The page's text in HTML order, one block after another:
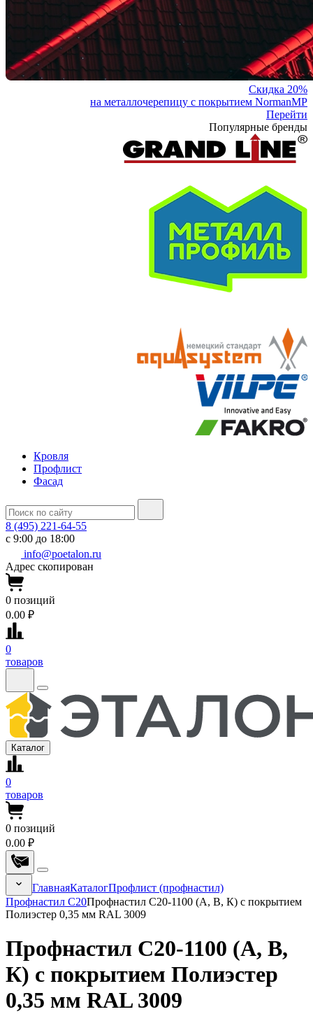
Скидка 20%
на металлочерепицу с покрытием NormanMP
Перейти
Популярные бренды
Кровля
Профлист
Фасад
8 (495) 221-64-55
с 9:00 до 18:00
info@poetalon.ru
Адрес скопирован
0 позиций
0.00 ₽
0
товаров
Каталог
0
товаров
0 позиций
0.00 ₽
ГлавнаяКаталогПрофлист (профнастил)
Профнастил С20Профнастил С20-1100 (А, В, К) с покрытием
Полиэстер 0,35 мм RAL 3009
Профнастил С20-1100 (А, В,
К) с покрытием Полиэстер
0,35 мм RAL 3009